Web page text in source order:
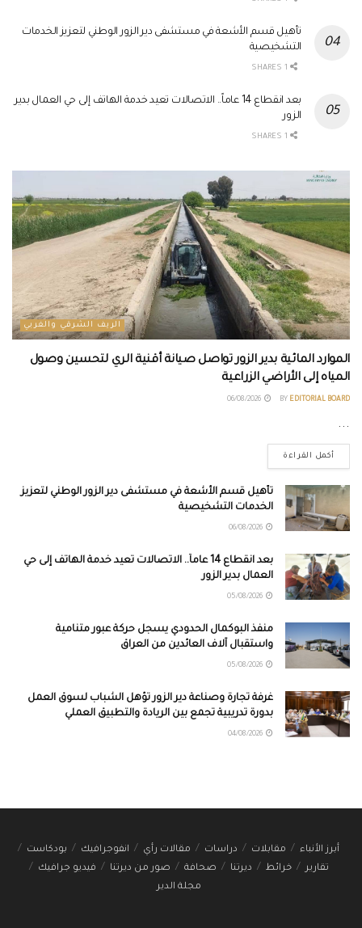
تأهيل قسم الأشعة في مستشفى دير الزور الوطني لتعزيز الخدمات
التشخيصية
بعد انقطاع 14 عاماً.. الاتصالات تعيد خدمة الهاتف إلى حي العمال بدير
الزور
الريف الشرقي والغربي
الموارد المائية بدير الزور تواصل صيانة أقنية الري لتحسين وصول
المياه إلى الأراضي الزراعية
BY EDITORIAL BOARD
...
أكمل القراءة
تأهيل قسم الأشعة في مستشفى دير الزور الوطني لتعزيز
الخدمات التشخيصية
بعد انقطاع 14 عاماً.. الاتصالات تعيد خدمة الهاتف إلى حي
العمال بدير الزور
منفذ البوكمال الحدودي يسجل حركة عبور متنامية
واستقبال آلاف العائدين من العراق
غرفة تجارة وصناعة دير الزور تؤهل الشباب لسوق العمل
بدورة تدريبية تجمع بين الريادة والتطبيق العملي
أبرز الأنباء مقابلات دراسات مقالات رأي انفوجرافيك
بودكاست
تقارير
خرائط ديرتنا صحافة صور من ديرتنا
فيديو جرافيك
مجلة الدير